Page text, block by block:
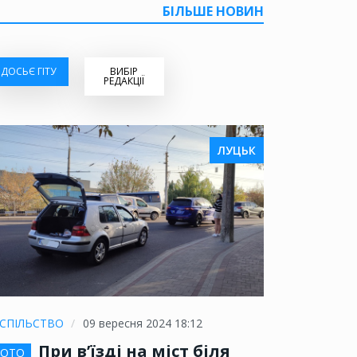
БІЛЬШЕ НОВИН
ДОСЬЄ ГІТУ ВИБІР
РЕДАКЦІЇ
ЛУЦЬК
09 вересня 2024 18:12
При в’їзді на міст біля